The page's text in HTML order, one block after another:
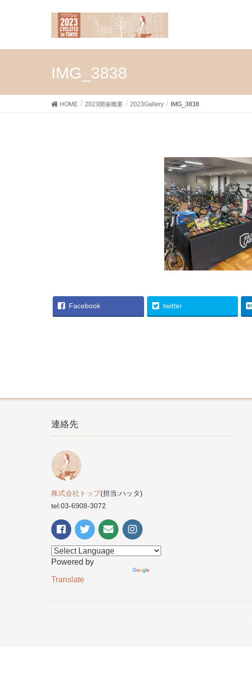
IMG_3838
HOME 2023開催概要 2023Gallery IMG_3838
Facebook twitter
連絡先
株式会社トップ(担当:ハッタ)
tel:03-6908-3072
Powered by
Translate